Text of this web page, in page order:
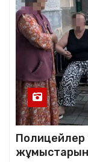
Полицейлер
жұмыстарын